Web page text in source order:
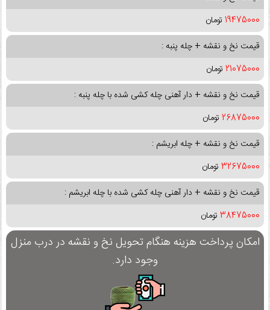
19475000 تومان
قیمت نخ و نقشه + چله پنبه :
21075000 تومان
قیمت نخ و نقشه + دار آهنی چله کشی شده با چله پنبه :
26875000 تومان
قیمت نخ و نقشه + چله ابریشم :
32675000 تومان
قیمت نخ و نقشه + دار آهنی چله کشی شده با چله ابریشم :
38475000 تومان
امکان پرداخت هزینه هنگام تحویل نخ و نقشه در درب منزل
وجود دارد.